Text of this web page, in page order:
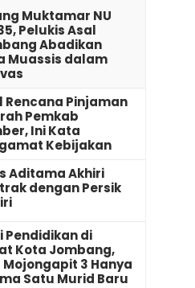
Muktamar NU
Pelukis Asal
Abadikan
Muassis dalam
Rencana Pinjaman
Pemkab
Ini Kata
Kebijakan
Aditama Akhiri
dengan Persik
Pendidikan di
Kota Jombang,
Mojongapit 3 Hanya
Satu Murid Baru